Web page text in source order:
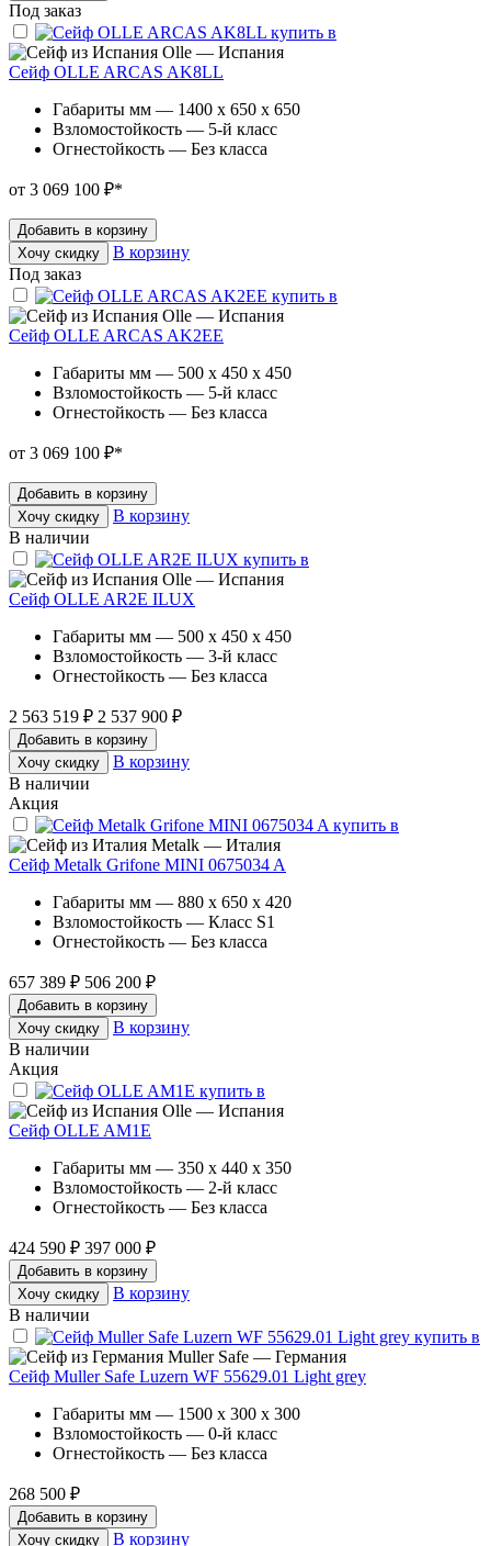
Под заказ
Olle — Испания
Сейф OLLE ARCAS AK8LL
Габариты мм — 1400 x 650 x 650
Взломостойкость — 5-й класс
Огнестойкость — Без класса
от 3 069 100 ₽*
Добавить в корзину
Хочу скидку
В корзину
Под заказ
Olle — Испания
Сейф OLLE ARCAS AK2EE
Габариты мм — 500 x 450 x 450
Взломостойкость — 5-й класс
Огнестойкость — Без класса
от 3 069 100 ₽*
Добавить в корзину
Хочу скидку
В корзину
В наличии
Olle — Испания
Сейф OLLE AR2E ILUX
Габариты мм — 500 x 450 x 450
Взломостойкость — 3-й класс
Огнестойкость — Без класса
2 563 519 ₽ 2 537 900 ₽
Добавить в корзину
Хочу скидку
В корзину
В наличии
Акция
Metalk — Италия
Сейф Metalk Grifone MINI 0675034 A
Габариты мм — 880 x 650 x 420
Взломостойкость — Класс S1
Огнестойкость — Без класса
657 389 ₽ 506 200 ₽
Добавить в корзину
Хочу скидку
В корзину
В наличии
Акция
Olle — Испания
Сейф OLLE AM1E
Габариты мм — 350 x 440 x 350
Взломостойкость — 2-й класс
Огнестойкость — Без класса
424 590 ₽ 397 000 ₽
Добавить в корзину
Хочу скидку
В корзину
В наличии
Muller Safe — Германия
Сейф Muller Safe Luzern WF 55629.01 Light grey
Габариты мм — 1500 x 300 x 300
Взломостойкость — 0-й класс
Огнестойкость — Без класса
268 500 ₽
Добавить в корзину
Хочу скидку
В корзину